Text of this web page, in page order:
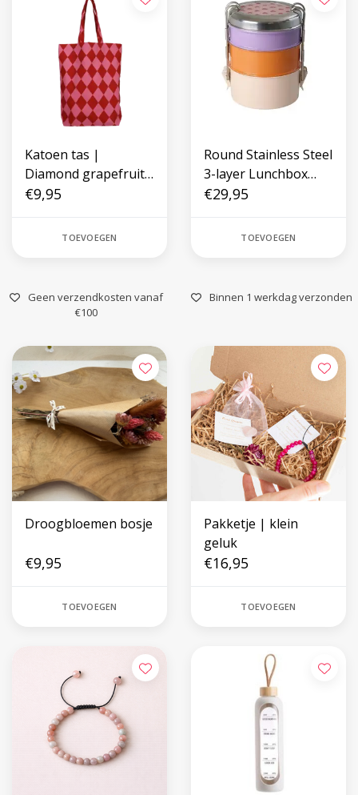
Katoen tas |
Diamond grapefruit
+ brick
€9,95
TOEVOEGEN
Round Stainless Steel
3-layer Lunchbox
with Heart Print
€29,95
TOEVOEGEN
Geen verzendkosten vanaf
€100
Binnen 1 werkdag verzonden
Droogbloemen bosje
€9,95
TOEVOEGEN
Pakketje | klein
geluk
€16,95
TOEVOEGEN